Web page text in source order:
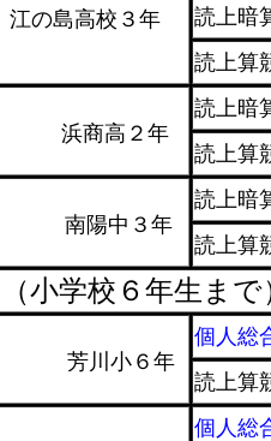
江の島高校３年
読上暗
読上算
浜商高２年
読上暗
読上算
南陽中３年
読上暗
読上算
（小学校６年生まで
芳川小６年
個人総
読上算
個人総